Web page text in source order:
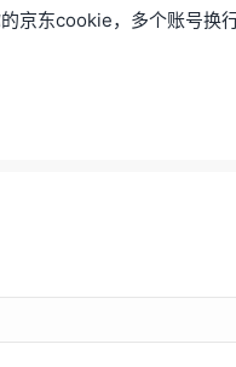
京东cookie，多个账号换